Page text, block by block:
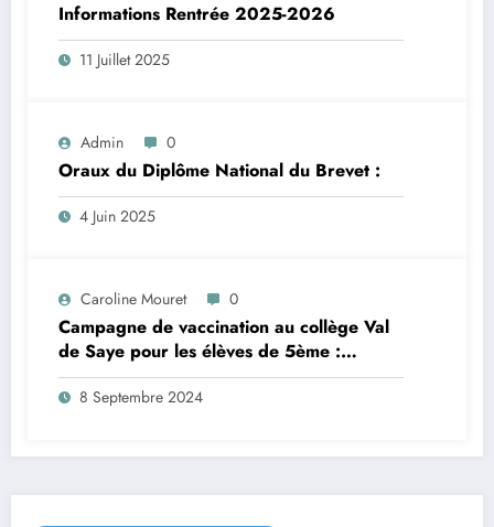
Informations Rentrée 2025-2026
11 Juillet 2025
Admin 0
Oraux du Diplôme National du Brevet :
4 Juin 2025
Caroline Mouret 0
Campagne de vaccination au collège Val
de Saye pour les élèves de 5ème :
inscription en ligne avant le 28 septembre
2024
8 Septembre 2024